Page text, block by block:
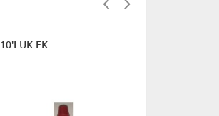
10'LUK EK